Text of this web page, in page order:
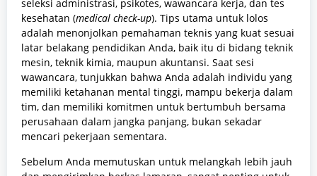
seleksi administrasi, psikotes, wawancara kerja, dan tes
kesehatan (medical check-up). Tips utama untuk lolos
adalah menonjolkan pemahaman teknis yang kuat sesuai
latar belakang pendidikan Anda, baik itu di bidang teknik
mesin, teknik kimia, maupun akuntansi. Saat sesi
wawancara, tunjukkan bahwa Anda adalah individu yang
memiliki ketahanan mental tinggi, mampu bekerja dalam
tim, dan memiliki komitmen untuk bertumbuh bersama
perusahaan dalam jangka panjang, bukan sekadar
mencari pekerjaan sementara.
Sebelum Anda memutuskan untuk melangkah lebih jauh